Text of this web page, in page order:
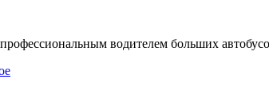
водителем больших